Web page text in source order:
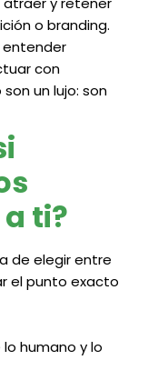
o branding.
con
un lujo: son
ti?
de elegir entre
el punto exacto
humano y lo